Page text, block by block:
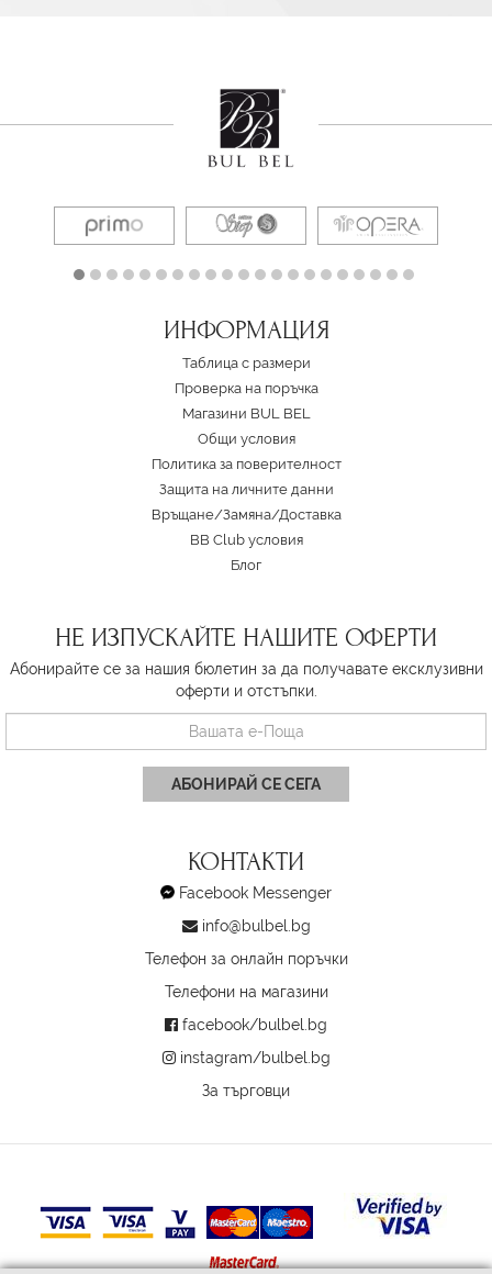
ИНФОРМАЦИЯ
Таблица с размери
Проверка на поръчка
Магазини BUL BEL
Oбщи условия
Политика за поверителност
Защита на личните данни
Връщане/Замяна/Доставка
BB Club условия
Блог
НЕ ИЗПУСКАЙТЕ НАШИТЕ ОФЕРТИ
Абонирайте се за нашия бюлетин за да получавате ексклузивни
оферти и отстъпки.
АБОНИРАЙ СЕ СЕГА
КОНТАКТИ
Facebook Messenger
info@bulbel.bg
Телефон за онлайн поръчки
Телефони на магазини
facebook/bulbel.bg
instagram/bulbel.bg
За търговци